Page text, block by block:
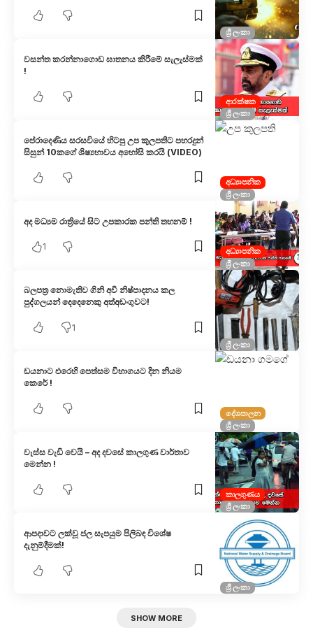
ශ්‍රී ලංකා
ආරක්ෂක
ශ්‍රී ලංකා
වසන්ත කරන්නාගොඩ ඝාතනය කිරීමේ සැලැස්මක්
!
අධ්‍යාපනික
ශ්‍රී ලංකා
පේරාදෙණිය සරසවියේ හිටපු උප කුලපතිට පහරදුන්
සිසුන් 10කගේ ශිෂ්‍යභාවය අහෝසි කරයි (VIDEO)
අධ්‍යාපනික
ශ්‍රී ලංකා
අද මධ්‍යම රාත්‍රියේ සිට උපකාරක පන්ති තහනම් !
1
ශ්‍රී ලංකා
බලපත්‍ර නොමැතිව ගිනි අවි නිෂ්පාදනය කල
පුද්ගලයන් දෙදෙනෙකු අත්අඩංගුවට!
1
දේශපාලන
ශ්‍රී ලංකා
ඩයනාට එරෙහි පෙත්සම විභාගයට දින නියම
කෙරේ !
කාලගුණය
ශ්‍රී ලංකා
වැස්ස වැඩි වෙයි – අද දවසේ කාලගුණ වාර්තාව
මෙන්න !
ශ්‍රී ලංකා
ආපදාවට ලක්වූ ජල සැපයුම පිලිබඳ විශේෂ
දැනුම්දීමක්!
SHOW MORE